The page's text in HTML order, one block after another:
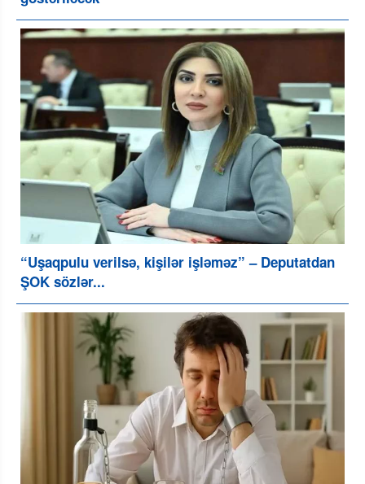
“Uşaqpulu verilsə, kişilər işləməz” – Deputatdan
ŞOK sözlər...